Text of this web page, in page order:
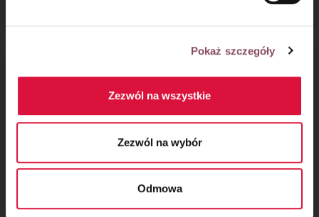
Pokaż szczegóły
Zezwól na wszystkie
Zezwól na wybór
Odmowa